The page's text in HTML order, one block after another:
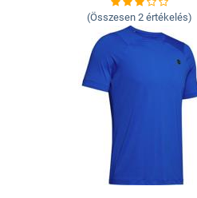
(Összesen 2 értékelés)